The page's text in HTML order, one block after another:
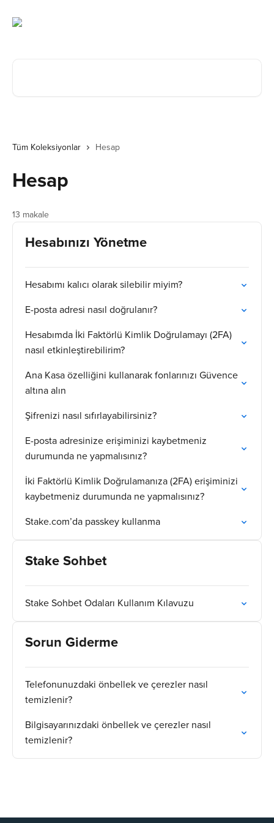
Tüm Koleksiyonlar Hesap
Hesap
13 makale
Hesabınızı Yönetme
Hesabımı kalıcı olarak silebilir miyim?
E-posta adresi nasıl doğrulanır?
Hesabımda İki Faktörlü Kimlik Doğrulamayı (2FA)
nasıl etkinleştirebilirim?
Ana Kasa özelliğini kullanarak fonlarınızı Güvence
altına alın
Şifrenizi nasıl sıfırlayabilirsiniz?
E-posta adresinize erişiminizi kaybetmeniz
durumunda ne yapmalısınız?
İki Faktörlü Kimlik Doğrulamanıza (2FA) erişiminizi
kaybetmeniz durumunda ne yapmalısınız?
Stake.com’da passkey kullanma
Stake Sohbet
Stake Sohbet Odaları Kullanım Kılavuzu
Sorun Giderme
Telefonunuzdaki önbellek ve çerezler nasıl
temizlenir?
Bilgisayarınızdaki önbellek ve çerezler nasıl
temizlenir?